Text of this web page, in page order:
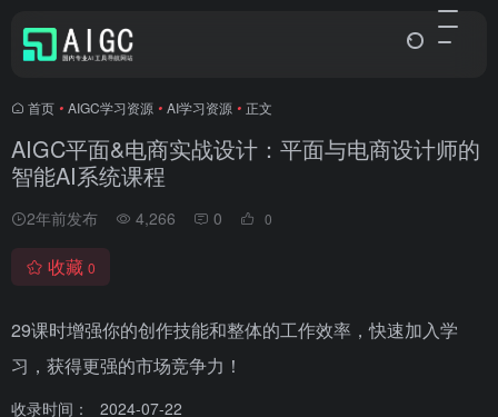
首页 • AIGC学习资源 • AI学习资源 • 正文
AIGC平面&电商实战设计：平面与电商设计师的
智能AI系统课程
2年前发布 4,266 0 0
收藏 0
29课时增强你的创作技能和整体的工作效率，快速加入学
习，获得更强的市场竞争力！
收录时间：
2024-07-22